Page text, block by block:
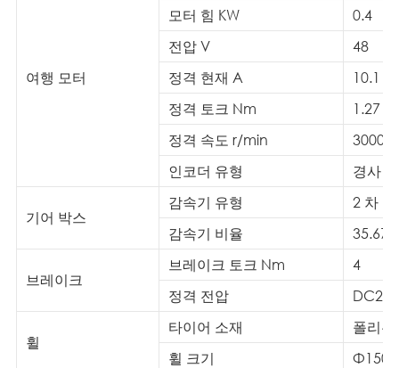
여행 모터
모터 힘 KW
0.4
전압 V
48
정격 현재 A
10.1
정격 토크 Nm
1.27
정격 속도 r/min
3000
인코더 유형
경사
기어 박스
감속기 유형
2 차
감속기 비율
35.67:1
브레이크
브레이크 토크 Nm
4
정격 전압
DC24
휠
타이어 소재
폴리
휠 크기